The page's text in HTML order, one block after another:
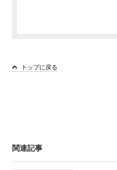
トップに戻る
関連記事